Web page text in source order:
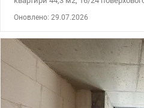
надзвичайно зручною
для молодих сучасних пар, сімей
для людей похилого віку. Це
матеріали в якому виключно
гектари парку з озером і
територія, контроль доступу по
Оновлено: 29.07.2026